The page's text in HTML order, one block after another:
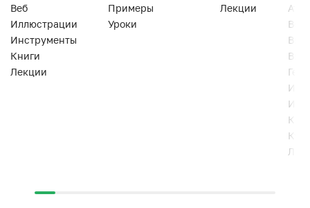
Веб
Иллюстрации
Инструменты
Книги
Лекции
Примеры
Уроки
Лекции
Веб